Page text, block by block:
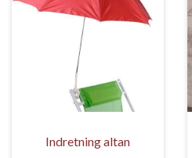
Indretning altan